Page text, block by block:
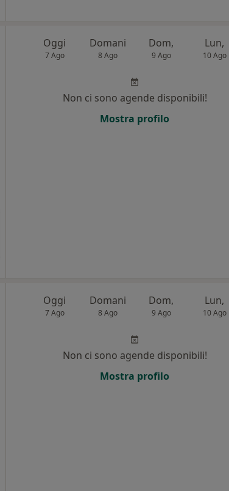
Oggi
7 Ago
Domani
8 Ago
Dom,
9 Ago
Lun,
10 Ago
Non ci sono agende disponibili!
Mostra profilo
Oggi
7 Ago
Domani
8 Ago
Dom,
9 Ago
Lun,
10 Ago
Non ci sono agende disponibili!
Mostra profilo